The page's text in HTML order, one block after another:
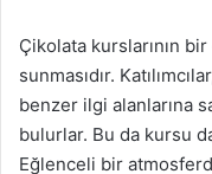
Çikolata kurslarının
sunmasıdır.
benzer ilgi alanlarına
bulurlar. Bu da kursu
Eğlenceli bir